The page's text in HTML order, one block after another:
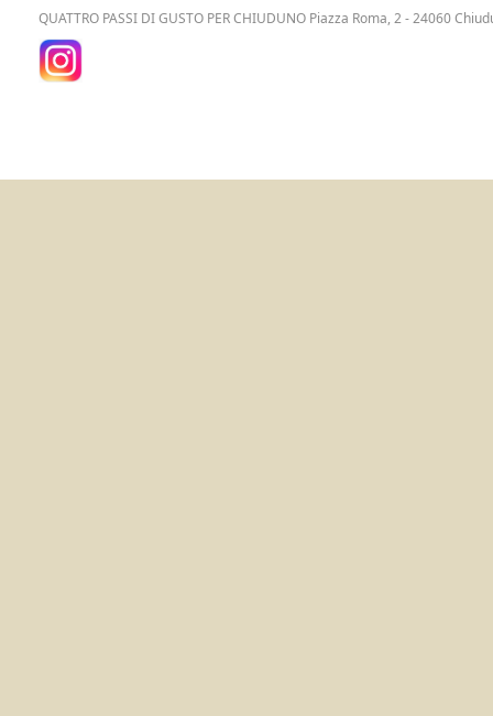
QUATTRO PASSI DI GUSTO PER CHIUDUNO Piazza Roma, 2 - 24060